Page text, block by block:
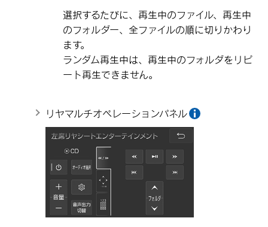
選択するたびに、再生中のファイル、再生中
のフォルダー、全ファイルの順に切りかわり
ます。
ランダム再生中は、再生中のフォルダをリピ
ート再生できません。
リヤマルチオペレーションパネル